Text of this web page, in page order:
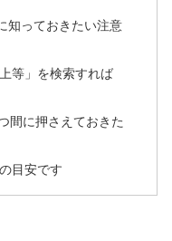
知っておきたい注意
等」を検索すれば
間に押さえておきた
目安です